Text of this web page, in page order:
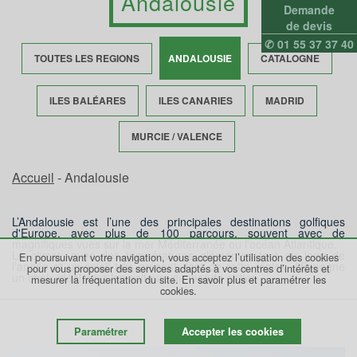
TOUTES LES REGIONS ANDALOUSIE CATALOGNE
ILES BALÉARES ILES CANARIES MADRID
MURCIE / VALENCE
Accueil - Andalousie
L’Andalousie est l’une des principales destinations golfiques
d'Europe, avec plus de 100 parcours, souvent avec de
magnifiques vues sur la mer Méditerranée ou l'océan Atlantique.
Le climat, avec des températures clémentes tout au long de
l’année et un soleil très présent, font de cette région d'Espagne
un choix idéal pour les golfeurs du monde entier.
Demande
de devis
✆ 01 55 37 37 40
En poursuivant votre navigation, vous acceptez l’utilisation des cookies
pour vous proposer des services adaptés à vos centres d’intérêts et
mesurer la fréquentation du site. En savoir plus et paramétrer les
cookies.
Paramétrer Accepter les cookies